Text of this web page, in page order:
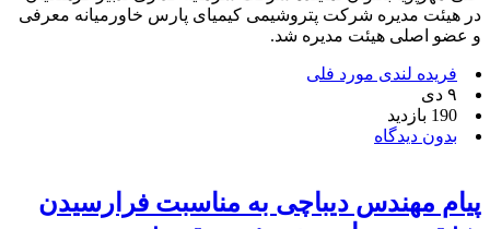
در هیئت مدیره شرکت ⁧‫پتروشیمی‬⁩ کیمیای پارس خاورمیانه معرفی
و عضو اصلی هیئت مدیره شد.
فریده لندی مورد فلی
۹ دی
190 بازدید
بدون دیدگاه
پیام مهندس دیباچی به مناسبت فرارسیدن